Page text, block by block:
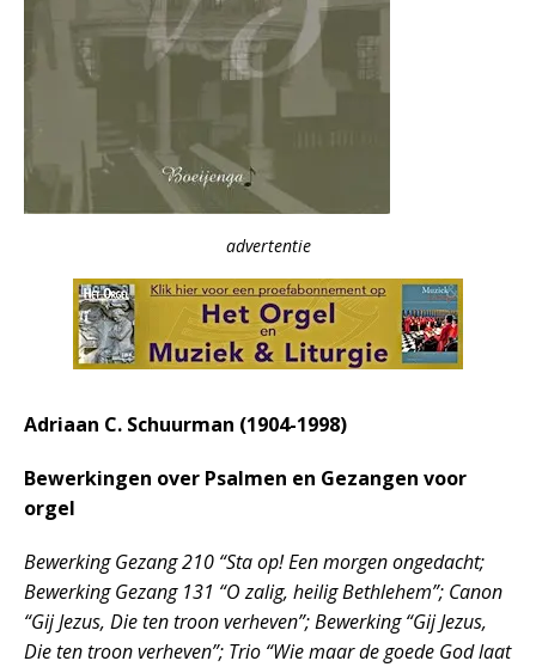
advertentie
Adriaan C. Schuurman (1904-1998)
Bewerkingen over Psalmen en Gezangen voor
orgel
Bewerking Gezang 210 “Sta op! Een morgen ongedacht;
Bewerking Gezang 131 “O zalig, heilig Bethlehem”; Canon
“Gij Jezus, Die ten troon verheven”; Bewerking “Gij Jezus,
Die ten troon verheven”; Trio “Wie maar de goede God laat